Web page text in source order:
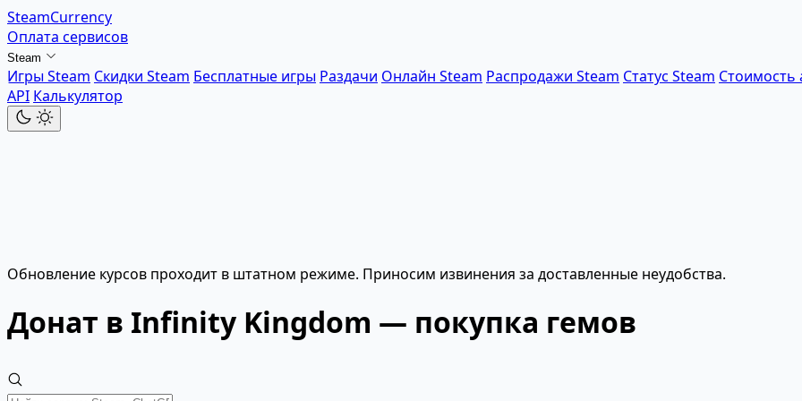
SteamCurrency
Оплата сервисов
Steam
Игры Steam Скидки Steam Бесплатные игры Раздачи Онлайн Steam Распродажи Steam Статус Steam Стоимость
API Калькулятор
Обновление курсов проходит в штатном режиме. Приносим извинения за доставленные неудобства.
Донат в Infinity Kingdom — покупка гемов